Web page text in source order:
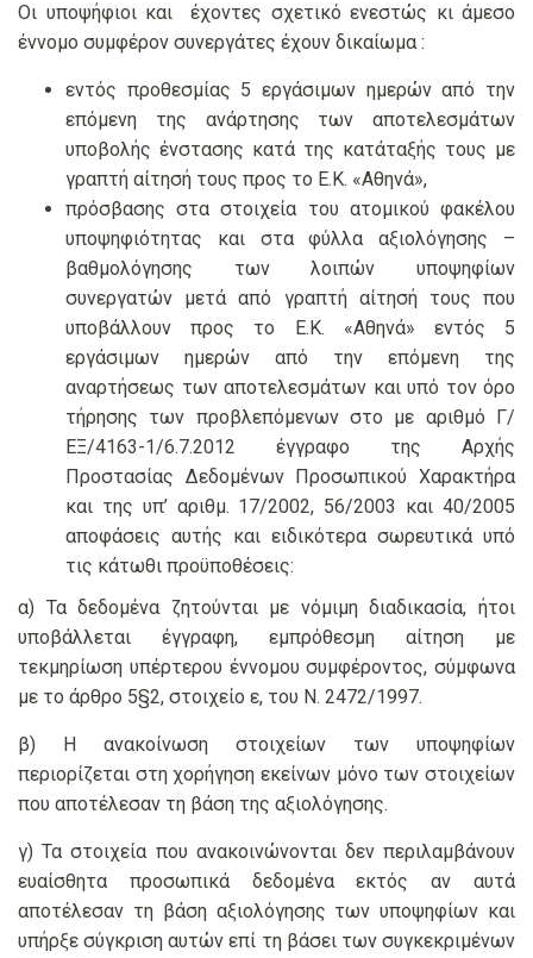
Οι υποψήφιοι και έχοντες σχετικό ενεστώς κι άμεσο
έννομο συμφέρον συνεργάτες έχουν δικαίωμα :
εντός προθεσμίας 5 εργάσιμων ημερών από την
επόμενη της ανάρτησης των αποτελεσμάτων
υποβολής ένστασης κατά της κατάταξής τους με
γραπτή αίτησή τους προς το Ε.Κ. «Αθηνά»,
πρόσβασης στα στοιχεία του ατομικού φακέλου
υποψηφιότητας και στα φύλλα αξιολόγησης –
βαθμολόγησης των λοιπών υποψηφίων
συνεργατών μετά από γραπτή αίτησή τους που
υποβάλλουν προς το Ε.Κ. «Αθηνά» εντός 5
εργάσιμων ημερών από την επόμενη της
αναρτήσεως των αποτελεσμάτων και υπό τον όρο
τήρησης των προβλεπόμενων στο με αριθμό Γ/
ΕΞ/4163-1/6.7.2012 έγγραφο της Αρχής
Προστασίας Δεδομένων Προσωπικού Χαρακτήρα
και της υπ’ αριθμ. 17/2002, 56/2003 και 40/2005
αποφάσεις αυτής και ειδικότερα σωρευτικά υπό
τις κάτωθι προϋποθέσεις:
α) Τα δεδομένα ζητούνται με νόμιμη διαδικασία, ήτοι
υποβάλλεται έγγραφη, εμπρόθεσμη αίτηση με
τεκμηρίωση υπέρτερου έννομου συμφέροντος, σύμφωνα
με το άρθρο 5§2, στοιχείο ε, του Ν. 2472/1997.
β) Η ανακοίνωση στοιχείων των υποψηφίων
περιορίζεται στη χορήγηση εκείνων μόνο των στοιχείων
που αποτέλεσαν τη βάση της αξιολόγησης.
γ) Τα στοιχεία που ανακοινώνονται δεν περιλαμβάνουν
ευαίσθητα προσωπικά δεδομένα εκτός αν αυτά
αποτέλεσαν τη βάση αξιολόγησης των υποψηφίων και
υπήρξε σύγκριση αυτών επί τη βάσει των συγκεκριμένων